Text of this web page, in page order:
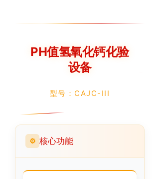
PH值氢氧化钙化验
设备
型号：CAJC-III
⚙ 核心功能